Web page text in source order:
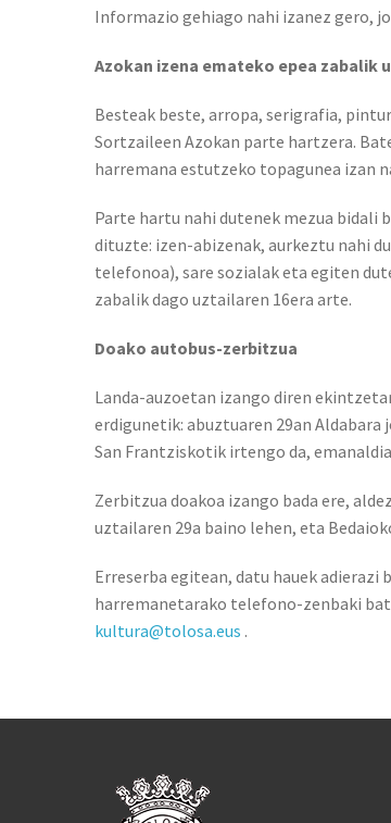
Informazio gehiago nahi izanez gero,
Azokan izena emateko epea zabalik
Besteak beste, arropa, serigrafia,
Sortzaileen Azokan parte hartzera.
harremana estutzeko topagunea izan
Parte hartu nahi dutenek mezua bidali
dituzte: izen-abizenak, aurkeztu nahi
telefonoa), sare sozialak eta egiten
zabalik dago uztailaren 16era arte.
Doako autobus-zerbitzua
Landa-auzoetan izango diren
erdigunetik: abuztuaren 29an Aldabara
San Frantziskotik irtengo da,
Zerbitzua doakoa izango bada ere,
uztailaren 29a baino lehen, eta
Erreserba egitean, datu hauek
harremanetarako telefono-zenbaki
kultura@tolosa.eus .